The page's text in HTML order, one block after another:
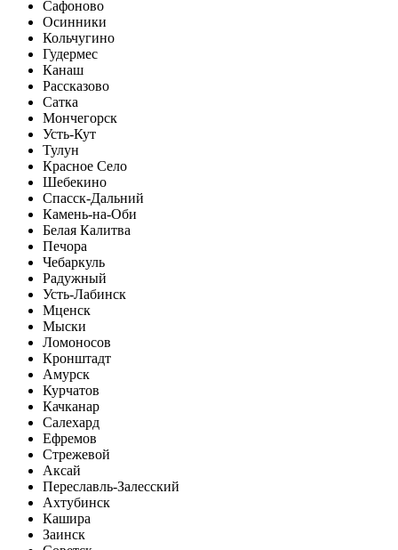
Сафоново
Осинники
Кольчугино
Гудермес
Канаш
Рассказово
Сатка
Мончегорск
Усть-Кут
Тулун
Красное Село
Шебекино
Спасск-Дальний
Камень-на-Оби
Белая Калитва
Печора
Чебаркуль
Радужный
Усть-Лабинск
Мценск
Мыски
Ломоносов
Кронштадт
Амурск
Курчатов
Качканар
Салехард
Ефремов
Стрежевой
Аксай
Переславль-Залесский
Ахтубинск
Кашира
Заинск